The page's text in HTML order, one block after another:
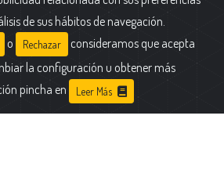
de sus hábitos de navegación.
o Rechazar
consideramos que acepta
la configuración u obtener más
pincha en
Leer Más
Prisma - Portal 2 - Oficina A1